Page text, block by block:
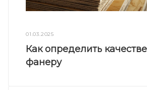
01.03.2025
Как определить
фанеру